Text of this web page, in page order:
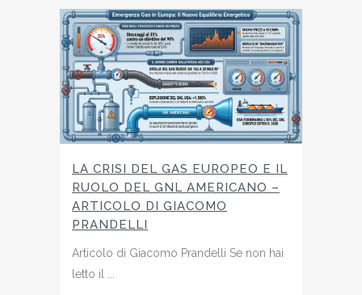
LA CRISI DEL GAS EUROPEO E IL
RUOLO DEL GNL AMERICANO –
ARTICOLO DI GIACOMO
PRANDELLI
Articolo di Giacomo Prandelli Se non hai
letto il ...